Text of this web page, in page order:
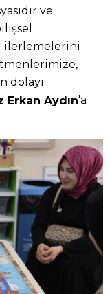
ve
ilerlemelerini
dolayı
Erkan Aydın'a